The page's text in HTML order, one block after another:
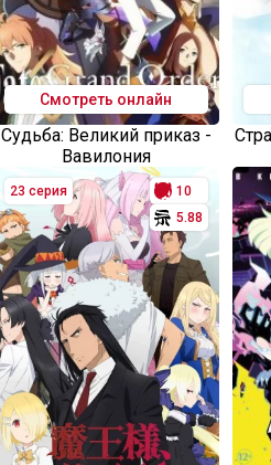
Смотреть онлайн
Судьба: Великий приказ -
Вавилония
23 серия
10
5.88